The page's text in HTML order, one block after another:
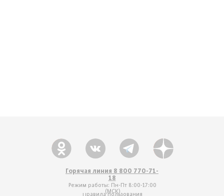
Режим работы: Пн-Пт 8:00-17:00
(МСК)
Правила пользования
Горячая линия 8 800 770-71-
18